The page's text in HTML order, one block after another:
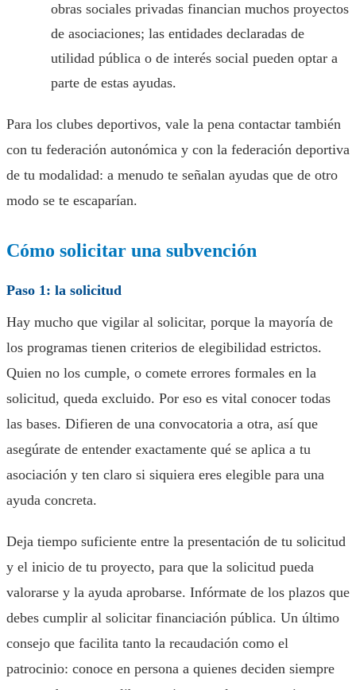
obras sociales privadas financian muchos proyectos
de asociaciones; las entidades declaradas de
utilidad pública o de interés social pueden optar a
parte de estas ayudas.
Para los clubes deportivos, vale la pena contactar también
con tu federación autonómica y con la federación deportiva
de tu modalidad: a menudo te señalan ayudas que de otro
modo se te escaparían.
Cómo solicitar una subvención
Paso 1: la solicitud
Hay mucho que vigilar al solicitar, porque la mayoría de
los programas tienen criterios de elegibilidad estrictos.
Quien no los cumple, o comete errores formales en la
solicitud, queda excluido. Por eso es vital conocer todas
las bases. Difieren de una convocatoria a otra, así que
asegúrate de entender exactamente qué se aplica a tu
asociación y ten claro si siquiera eres elegible para una
ayuda concreta.
Deja tiempo suficiente entre la presentación de tu solicitud
y el inicio de tu proyecto, para que la solicitud pueda
valorarse y la ayuda aprobarse. Infórmate de los plazos que
debes cumplir al solicitar financiación pública. Un último
consejo que facilita tanto la recaudación como el
patrocinio: conoce en persona a quienes deciden siempre